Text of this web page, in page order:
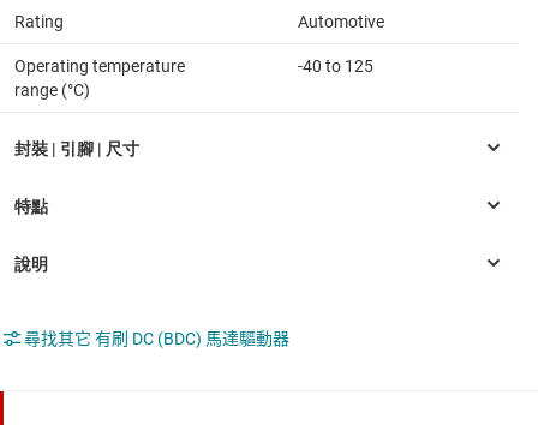
Rating Automotive
Operating temperature
range (°C)
-40 to 125
尋找其它 有刷 DC (BDC) 馬達驅動器